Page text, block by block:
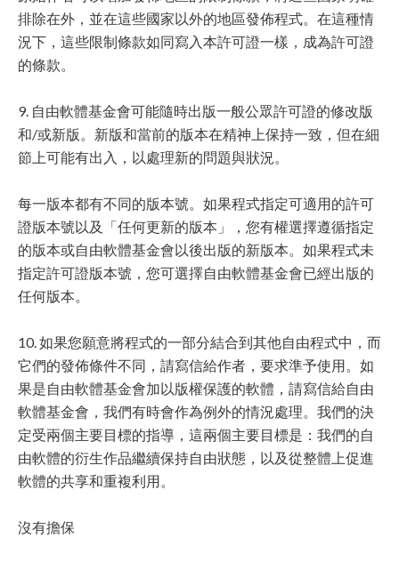
排除在外，並在這些國家以外的地區發佈程式。在這種情
況下，這些限制條款如同寫入本許可證一樣，成為許可證
的條款。
9. 自由軟體基金會可能隨時出版一般公眾許可證的修改版
和/或新版。新版和當前的版本在精神上保持一致，但在細
節上可能有出入，以處理新的問題與狀況。
每一版本都有不同的版本號。如果程式指定可適用的許可
證版本號以及「任何更新的版本」，您有權選擇遵循指定
的版本或自由軟體基金會以後出版的新版本。如果程式未
指定許可證版本號，您可選擇自由軟體基金會已經出版的
任何版本。
10. 如果您願意將程式的一部分結合到其他自由程式中，而
它們的發佈條件不同，請寫信給作者，要求準予使用。如
果是自由軟體基金會加以版權保護的軟體，請寫信給自由
軟體基金會，我們有時會作為例外的情況處理。我們的決
定受兩個主要目標的指導，這兩個主要目標是：我們的自
由軟體的衍生作品繼續保持自由狀態，以及從整體上促進
軟體的共享和重複利用。
沒有擔保